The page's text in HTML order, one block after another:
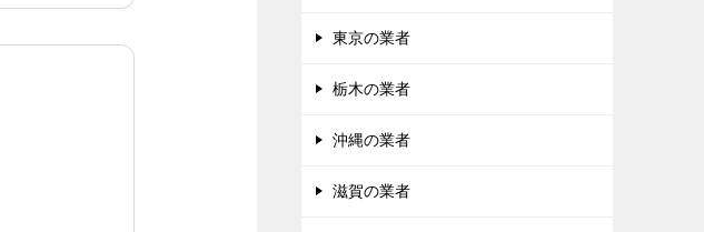
東京の業者
栃木の業者
沖縄の業者
滋賀の業者